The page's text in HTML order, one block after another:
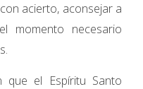
acierto, aconsejar a
momento necesario
que el Espíritu Santo